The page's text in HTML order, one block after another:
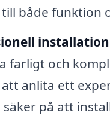
både funktion
farligt och
att anlita ett
säker på att